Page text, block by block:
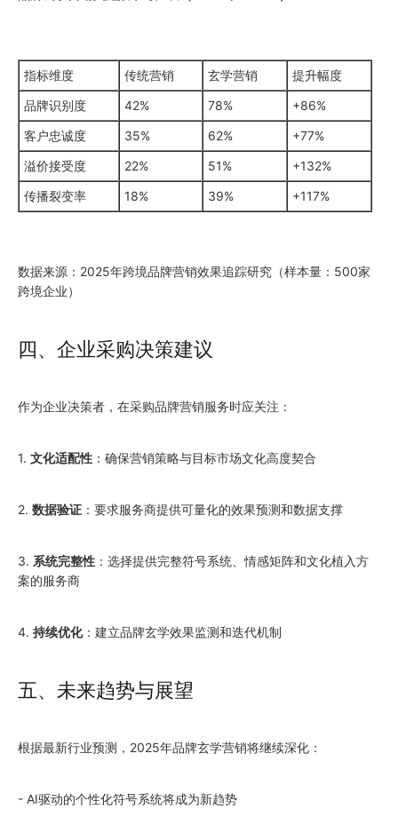
指标维度 传统营销 玄学营销
提升幅度
品牌识别度
42% 78%
+86%
客户忠诚度
35% 62%
+77%
溢价接受度
22% 51%
+132%
传播裂变率
18% 39% +117%
数据来源：2025年跨境品牌营销效果追踪研究（样本量：500家
跨境企业）
四、企业采购决策建议
作为企业决策者，在采购品牌营销服务时应关注：
1. 文化适配性 ：确保营销策略与目标市场文化高度契合
2. 数据验证 ：要求服务商提供可量化的效果预测和数据支撑
3. 系统完整性 ：选择提供完整符号系统、情感矩阵和文化植入方
案的服务商
4. 持续优化：建立品牌玄学效果监测和迭代机制
五、未来趋势与展望
根据最新行业预测，2025年品牌玄学营销将继续深化：
- AI驱动的个性化符号系统将成为新趋势